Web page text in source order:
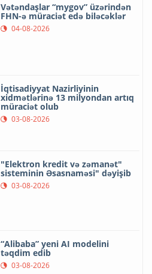
Vətəndaşlar “mygov” üzərindən
FHN-ə müraciət edə biləcəklər
04-08-2026
İqtisadiyyat Nazirliyinin
xidmətlərinə 13 milyondan artıq
müraciət olub
03-08-2026
"Elektron kredit və zəmanət"
sisteminin Əsasnaməsi" dəyişib
03-08-2026
“Alibaba” yeni AI modelini
təqdim edib
03-08-2026